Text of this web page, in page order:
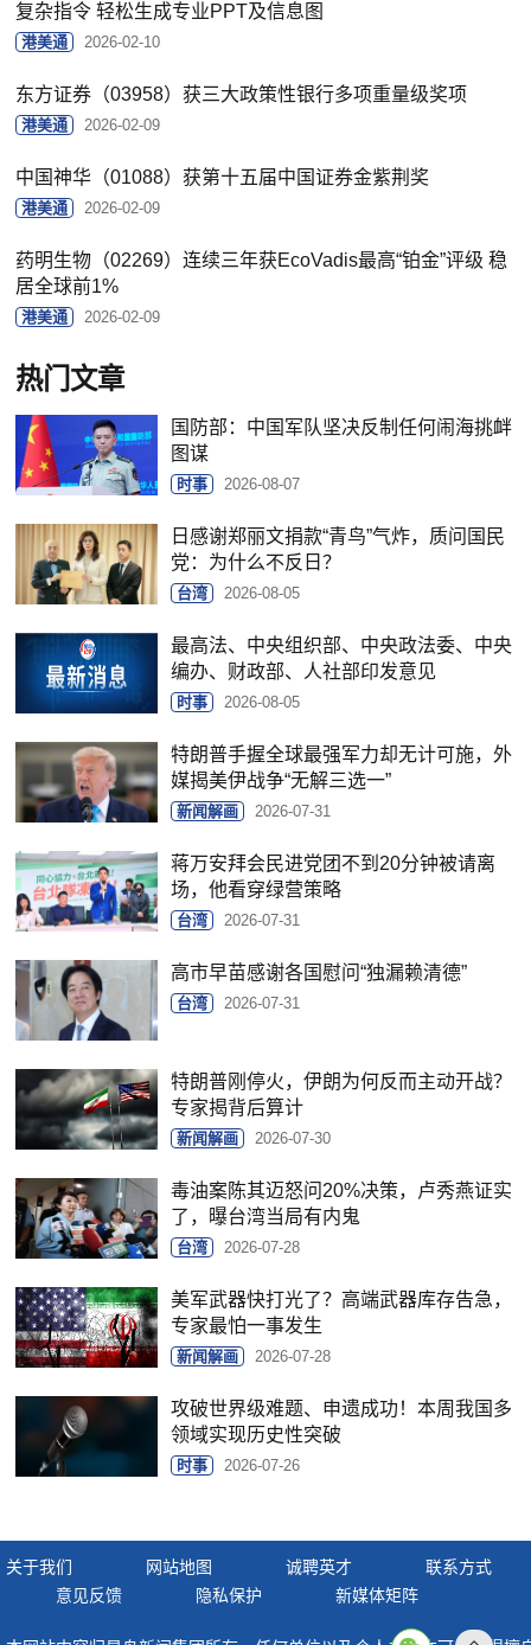
复杂指令 轻松生成专业PPT及信息图
港美通 2026-02-10
东方证券（03958）获三大政策性银行多项重量级奖项
港美通 2026-02-09
中国神华（01088）获第十五届中国证券金紫荆奖
港美通 2026-02-09
药明生物（02269）连续三年获EcoVadis最高“铂金”评级 稳
居全球前1%
港美通 2026-02-09
热门文章
国防部：中国军队坚决反制任何闹海挑衅
图谋
时事 2026-08-07
日感谢郑丽文捐款“青鸟”气炸，质问国民
党：为什么不反日？
台湾 2026-08-05
最高法、中央组织部、中央政法委、中央
编办、财政部、人社部印发意见
时事 2026-08-05
特朗普手握全球最强军力却无计可施，外
媒揭美伊战争“无解三选一”
新闻解画 2026-07-31
蒋万安拜会民进党团不到20分钟被请离
场，他看穿绿营策略
台湾 2026-07-31
高市早苗感谢各国慰问“独漏赖清德”
台湾 2026-07-31
特朗普刚停火，伊朗为何反而主动开战？
专家揭背后算计
新闻解画 2026-07-30
毒油案陈其迈怒问20%决策，卢秀燕证实
了，曝台湾当局有内鬼
台湾 2026-07-28
美军武器快打光了？高端武器库存告急，
专家最怕一事发生
新闻解画 2026-07-28
攻破世界级难题、申遗成功！本周我国多
领域实现历史性突破
时事 2026-07-26
关于我们 网站地图 诚聘英才
联系方式
意见反馈
隐私保护 新媒体矩阵